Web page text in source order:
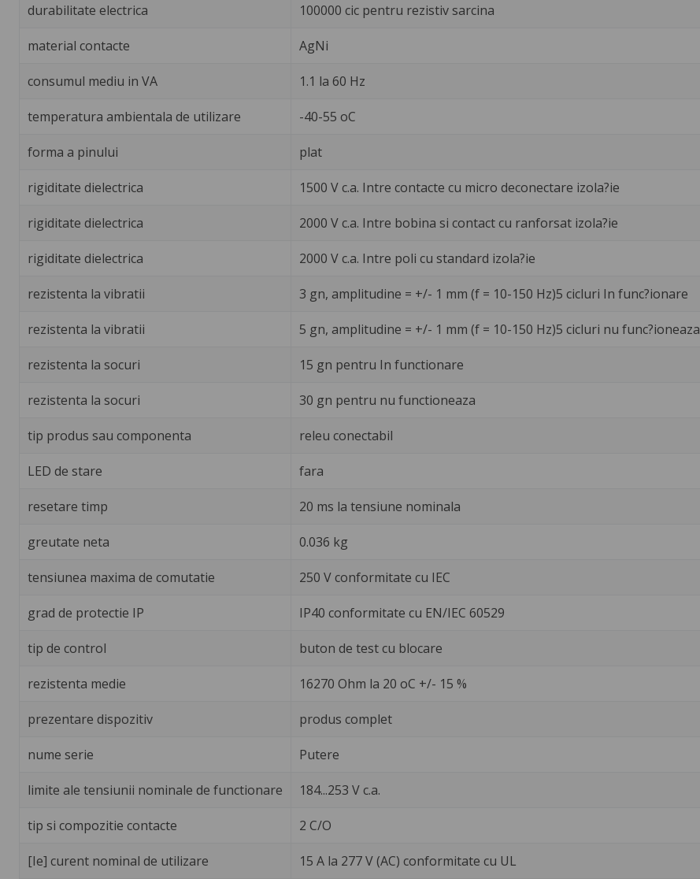
durabilitate electrica 100000 cic pentru rezistiv sarcina
material contacte AgNi
consumul mediu in VA 1.1 la 60 Hz
temperatura ambientala de utilizare -40-55 oC
forma a pinului plat
rigiditate dielectrica 1500 V c.a. Intre contacte cu micro deconectare izola?ie
rigiditate dielectrica 2000 V c.a. Intre bobina si contact cu ranforsat izola?ie
rigiditate dielectrica 2000 V c.a. Intre poli cu standard izola?ie
rezistenta la vibratii 3 gn, amplitudine = +/- 1 mm (f = 10-150 Hz)5 cicluri In func?ionare
rezistenta la vibratii 5 gn, amplitudine = +/- 1 mm (f = 10-150 Hz)5 cicluri nu func?ioneaza
rezistenta la socuri 15 gn pentru In functionare
rezistenta la socuri 30 gn pentru nu functioneaza
tip produs sau componenta releu conectabil
LED de stare fara
resetare timp 20 ms la tensiune nominala
greutate neta 0.036 kg
tensiunea maxima de comutatie 250 V conformitate cu IEC
grad de protectie IP IP40 conformitate cu EN/IEC 60529
tip de control buton de test cu blocare
rezistenta medie 16270 Ohm la 20 oC +/- 15 %
prezentare dispozitiv produs complet
nume serie Putere
limite ale tensiunii nominale de functionare 184...253 V c.a.
tip si compozitie contacte 2 C/O
[Ie] curent nominal de utilizare 15 A la 277 V (AC) conformitate cu UL